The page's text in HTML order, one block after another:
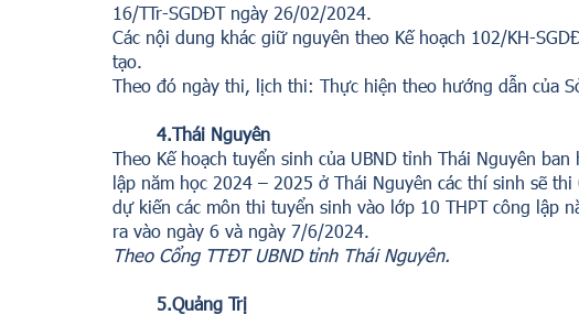
16/TTr-SGDĐT ngày 26/02/2024.
Các nội dung khác giữ nguyên theo Kế hoạch 102/KH-
tạo.
Theo đó ngày thi, lịch thi: Thực hiện theo hướng dẫn của
4.Thái Nguyên
Theo Kế hoạch tuyển sinh của UBND tỉnh Thái Nguyên
lập năm học 2024 – 2025 ở Thái Nguyên các thí sinh sẽ
dự kiến các môn thi tuyển sinh vào lớp 10 THPT công lập
ra vào ngày 6 và ngày 7/6/2024.
Theo Cổng TTĐT UBND tỉnh Thái Nguyên.
5.Quảng Trị